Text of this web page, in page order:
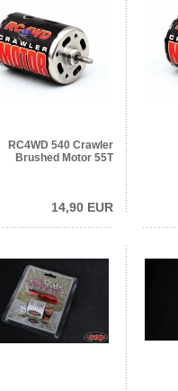
RC4WD 540 Crawler
Brushed Motor 55T
14,90 EUR